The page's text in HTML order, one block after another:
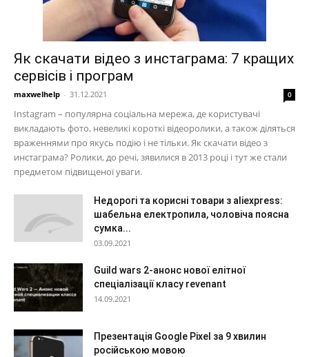
Як скачати відео з инстаграма: 7 кращих
сервісів і програм
maxwelhelp - 31.12.2021 0
Instagram – популярна соціальна мережа, де користувачі
викладають фото, невеликі короткі відеоролики, а також діляться
враженнями про якусь подію і не тільки. Як скачати відео з
инстаграма? Ролики, до речі, зявилися в 2013 році і тут же стали
предметом підвищеної уваги.
Недорогі та корисні товари з aliexpress:
шабельна електропила, чоловіча поясна
сумка...
03.09.2021
Guild wars 2-анонс нової елітної
спеціалізації класу revenant
14.09.2021
Презентація Google Pixel за 9 хвилин
російською мовою